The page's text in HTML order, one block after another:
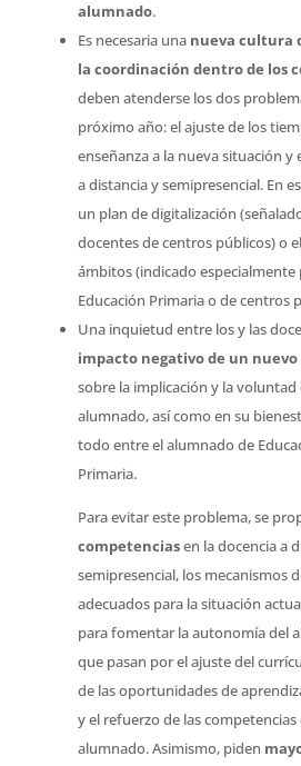
alumnado.
Es necesaria una nueva cultura
la coordinación dentro de los
deben atenderse los dos
próximo año: el ajuste de los
enseñanza a la nueva situación y
a distancia y semipresencial. En
un plan de digitalización
docentes de centros públicos) o
ámbitos (indicado especialmente
Educación Primaria o de centros
Una inquietud entre los y las
impacto negativo de un
sobre la implicación y la voluntad
alumnado, así como en su
todo entre el alumnado de
Primaria.
Para evitar este problema, se
competenciasen la docencia a
semipresencial, los mecanismos
adecuados para la situación
para fomentar la autonomía del
que pasan por el ajuste del
de las oportunidades de
y el refuerzo de las competencias
alumnado. Asimismo, piden